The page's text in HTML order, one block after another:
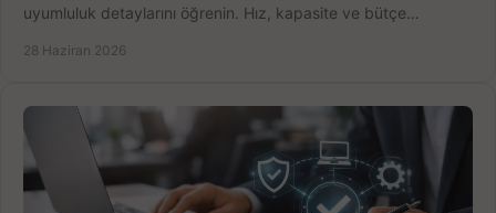
uyumluluk detaylarını öğrenin. Hız, kapasite ve bütçe
28 Haziran 2026